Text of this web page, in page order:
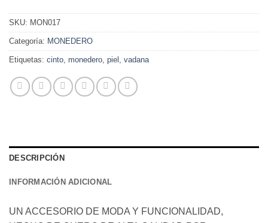
SKU: MON017
Categoría: MONEDERO
Etiquetas: cinto, monedero, piel , vadana
DESCRIPCIÓN
INFORMACIÓN ADICIONAL
UN ACCESORIO DE MODA Y FUNCIONALIDAD,